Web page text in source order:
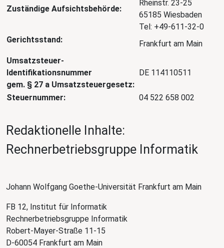
Zuständige Aufsichtsbehörde:
Rheinstr. 23-25
65185 Wiesbaden
Tel: +49-611-32-0
Gerichtsstand:
Frankfurt am Main
Umsatzsteuer-
Identifikationsnummer
gem. § 27 a Umsatzsteuergesetz:
DE 114110511
Steuernummer: 04 522 658 002
Redaktionelle Inhalte:
Rechnerbetriebsgruppe Informatik
Johann Wolfgang Goethe-Universität Frankfurt am Main
FB 12, Institut für Informatik
Rechnerbetriebsgruppe Informatik
Robert-Mayer-Straße 11-15
D-60054 Frankfurt am Main